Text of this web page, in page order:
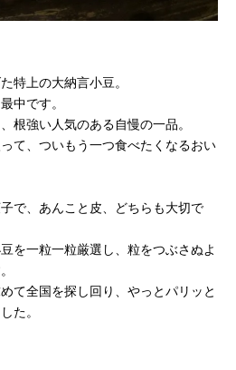
特上の大納言小豆。
中です。
根強い人気のある自慢の一品。
て、ついもう一つ食べたくなるおい
で、あんこと皮、どちらも大切で
を一粒一粒厳選し、粒をつぶさぬよ
て全国を探し回り、やっとパリッと
た。